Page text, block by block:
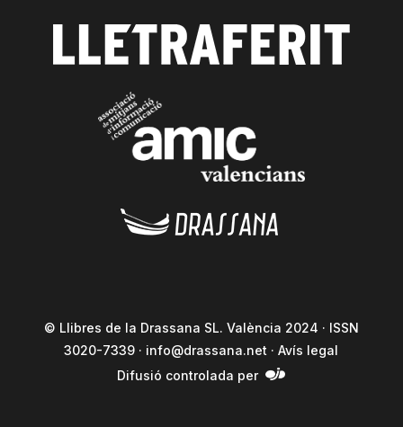
© Llibres de la Drassana SL. València 2024 · ISSN
3020-7339 · info@drassana.net ·Avís legal
Difusió controlada per